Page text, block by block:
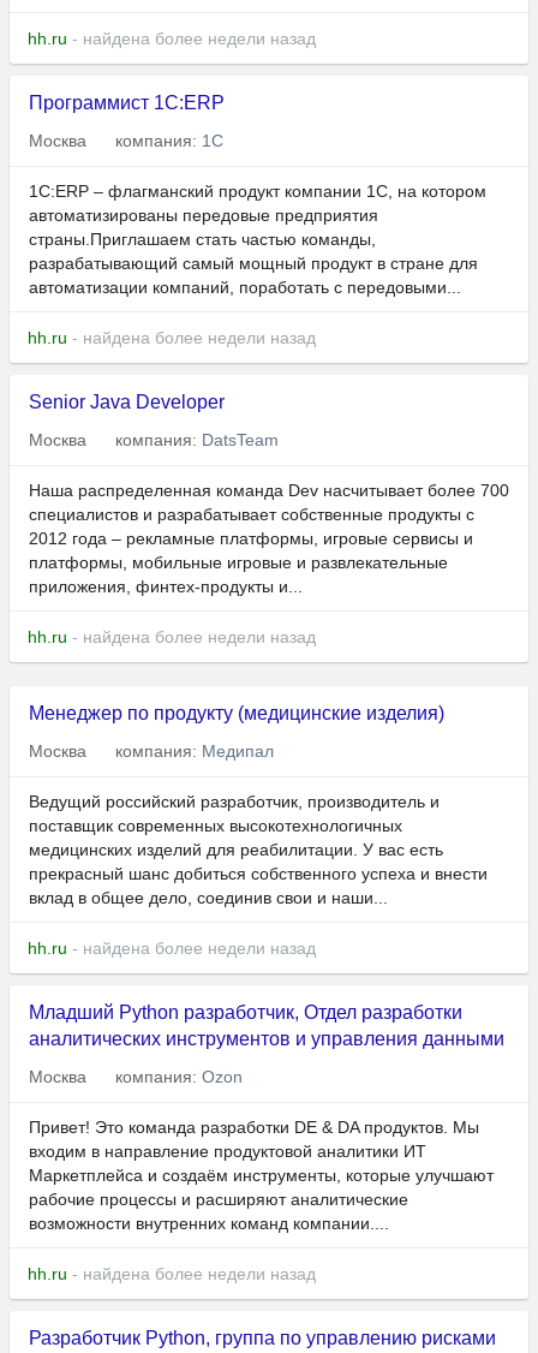
hh.ru - найдена более недели назад
Программист 1С:ERP
Москва компания: 1С
1С:ERP – флагманский продукт компании 1С, на котором
автоматизированы передовые предприятия
страны.Приглашаем стать частью команды,
разрабатывающий самый мощный продукт в стране для
автоматизации компаний, поработать с передовыми...
hh.ru - найдена более недели назад
Senior Java Developer
Москва компания: DatsTeam
Наша распределенная команда Dev насчитывает более 700
специалистов и разрабатывает собственные продукты с
2012 года – рекламные платформы, игровые сервисы и
платформы, мобильные игровые и развлекательные
приложения, финтех-продукты и...
hh.ru - найдена более недели назад
Менеджер по продукту (медицинские изделия)
Москва компания: Медипал
Ведущий российский разработчик, производитель и
поставщик современных высокотехнологичных
медицинских изделий для реабилитации. У вас есть
прекрасный шанс добиться собственного успеха и внести
вклад в общее дело, соединив свои и наши...
hh.ru - найдена более недели назад
Младший Python разработчик, Отдел разработки
аналитических инструментов и управления данными
Москва компания: Ozon
Привет! Это команда разработки DE & DA продуктов. Мы
входим в направление продуктовой аналитики ИТ
Маркетплейса и создаём инструменты, которые улучшают
рабочие процессы и расширяют аналитические
возможности внутренних команд компании....
hh.ru - найдена более недели назад
Разработчик Python, группа по управлению рисками